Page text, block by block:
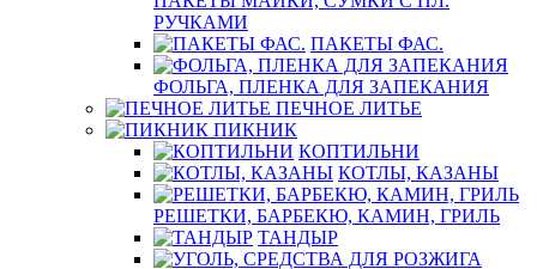
РУЧКАМИ
ПАКЕТЫ ФАС.
ФОЛЬГА, ПЛЕНКА ДЛЯ ЗАПЕКАНИЯ
ПЕЧНОЕ ЛИТЬЕ
ПИКНИК
КОПТИЛЬНИ
КОТЛЫ, КАЗАНЫ
РЕШЕТКИ, БАРБЕКЮ, КАМИН, ГРИЛЬ
ТАНДЫР